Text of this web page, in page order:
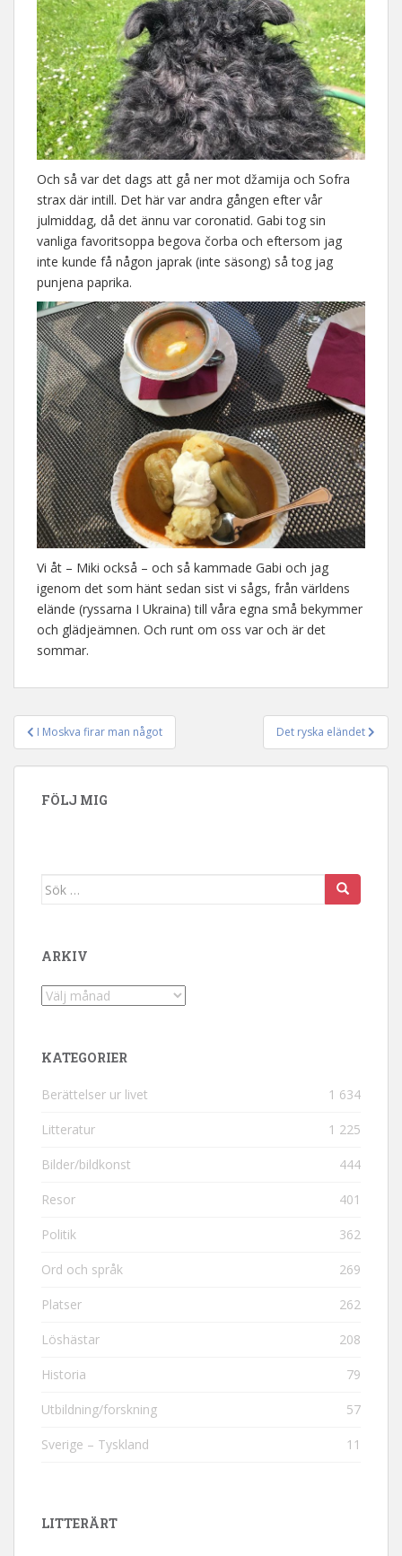
Och så var det dags att gå ner mot džamija och Sofra
strax där intill. Det här var andra gången efter vår
julmiddag, då det ännu var coronatid. Gabi tog sin
vanliga favoritsoppa begova čorba och eftersom jag
inte kunde få någon japrak (inte säsong) så tog jag
punjena paprika.
Vi åt – Miki också – och så kammade Gabi och jag
igenom det som hänt sedan sist vi sågs, från världens
elände (ryssarna I Ukraina) till våra egna små bekymmer
och glädjeämnen. Och runt om oss var och är det
sommar.
Inläggsnavigering
I Moskva firar man något Det ryska eländet
FÖLJ MIG
Sök efter:
ARKIV
Arkiv
KATEGORIER
Berättelser ur livet 1 634
Litteratur 1 225
Bilder/bildkonst 444
Resor 401
Politik 362
Ord och språk 269
Platser 262
Löshästar 208
Historia 79
Utbildning/forskning 57
Sverige – Tyskland 11
LITTERÄRT